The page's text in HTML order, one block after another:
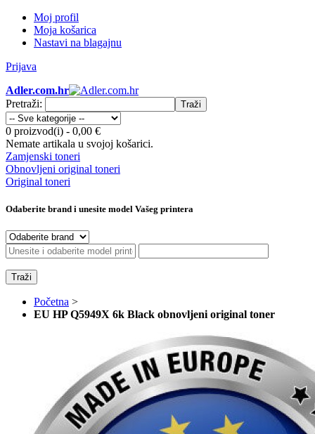
Moj profil
Moja košarica
Nastavi na blagajnu
Prijava
Adler.com.hr
Pretraži:
Traži
0 proizvod(i) - 0,00 €
Nemate artikala u svojoj košarici.
Zamjenski toneri
Obnovljeni original toneri
Original toneri
Odaberite brand i unesite model Vašeg printera
Traži
Početna >
EU HP Q5949X 6k Black obnovljeni original toner